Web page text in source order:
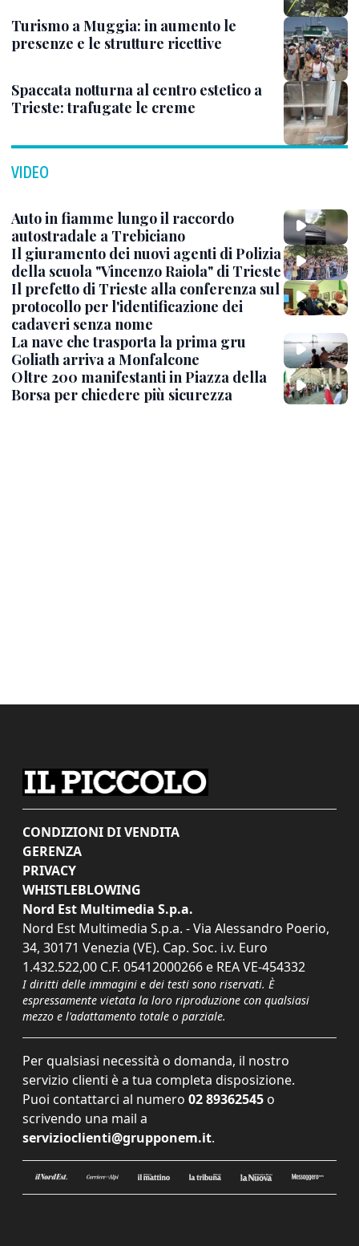
Turismo a Muggia: in aumento le
presenze e le strutture ricettive
Spaccata notturna al centro estetico a
Trieste: trafugate le creme
VIDEO
Auto in fiamme lungo il raccordo
autostradale a Trebiciano
Il giuramento dei nuovi agenti di Polizia
della scuola "Vincenzo Raiola" di Trieste
Il prefetto di Trieste alla conferenza sul
protocollo per l'identificazione dei
cadaveri senza nome
La nave che trasporta la prima gru
Goliath arriva a Monfalcone
Oltre 200 manifestanti in Piazza della
Borsa per chiedere più sicurezza
CONDIZIONI DI VENDITA
GERENZA
PRIVACY
WHISTLEBLOWING
Nord Est Multimedia S.p.a.
Nord Est Multimedia S.p.a. - Via Alessandro Poerio,
34, 30171 Venezia (VE). Cap. Soc. i.v. Euro
1.432.522,00 C.F. 05412000266 e REA VE-454332
I diritti delle immagini e dei testi sono riservati. È
espressamente vietata la loro riproduzione con qualsiasi
mezzo e l'adattamento totale o parziale.
Per qualsiasi necessità o domanda, il nostro
servizio clienti è a tua completa disposizione.
Puoi contattarci al numero 02 89362545 o
scrivendo una mail a
servizioclienti@grupponem.it.